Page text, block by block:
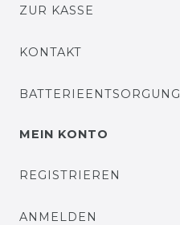
ZUR KASSE
KONTAKT
BATTERIEENTSORGUNG
MEIN KONTO
REGISTRIEREN
ANMELDEN